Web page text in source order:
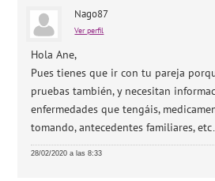
Nago87
Ver perfil
Hola Ane,
Pues tienes que ir con tu pareja
pruebas también, y necesitan
enfermedades que tengáis,
tomando, antecedentes familiares,
28/02/2020 a las 8:33